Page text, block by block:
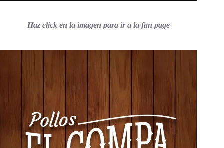
Haz click en la imagen para ir a la fan page